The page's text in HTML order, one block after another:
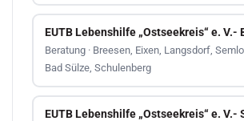
EUTB Lebenshilfe „Ostseekreis“ e. V.-
Beratung · Breesen, Eixen, Langsdorf,
Bad Sülze, Schulenberg
EUTB Lebenshilfe „Ostseekreis“ e. V.-